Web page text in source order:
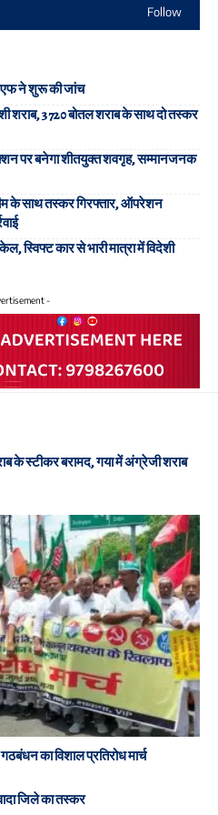
Follow
ने शुरू की जांच
शराब, 3720 बोतल शराब के साथ दो तस्कर
पर बनेगा शीतयुक्त शवगृह, सम्मानजनक
के साथ तस्कर गिरफ्तार, ऑपरेशन
स्विफ्ट कार से भारी मात्रा में विदेशी
-
के स्टीकर बरामद, गया में अंग्रेजी शराब
का विशाल प्रतिरोध मार्च
जिले का तस्कर